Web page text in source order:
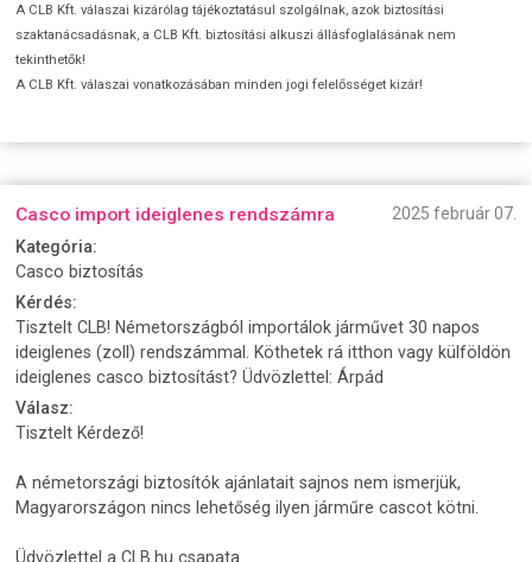
A CLB Kft. válaszai kizárólag tájékoztatásul szolgálnak, azok biztosítási
szaktanácsadásnak, a CLB Kft. biztosítási alkuszi állásfoglalásának nem
tekinthetők!
A CLB Kft. válaszai vonatkozásában minden jogi felelősséget kizár!
Casco import ideiglenes rendszámra
2025 február 07.
Kategória:
Casco biztosítás
Kérdés:
Tisztelt CLB! Németországból importálok járművet 30 napos
ideiglenes (zoll) rendszámmal. Köthetek rá itthon vagy külföldön
ideiglenes casco biztosítást? Üdvözlettel: Árpád
Válasz:
Tisztelt Kérdező!
A németországi biztosítók ajánlatait sajnos nem ismerjük,
Magyarországon nincs lehetőség ilyen járműre cascot kötni.
Üdvözlettel a CLB.hu csapata